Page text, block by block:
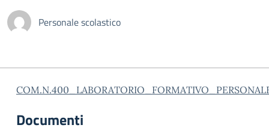
Personale scolastico
Documenti